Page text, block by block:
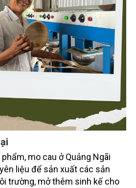
mo cau ở Quảng Ngãi
liệu để sản xuất các sản
trường, mở thêm sinh kế cho